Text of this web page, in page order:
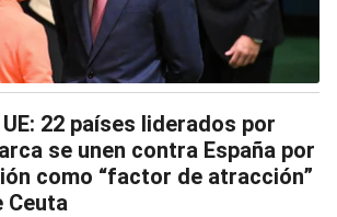
22 países liderados por
se unen contra España por
como “factor de atracción”
Ceuta